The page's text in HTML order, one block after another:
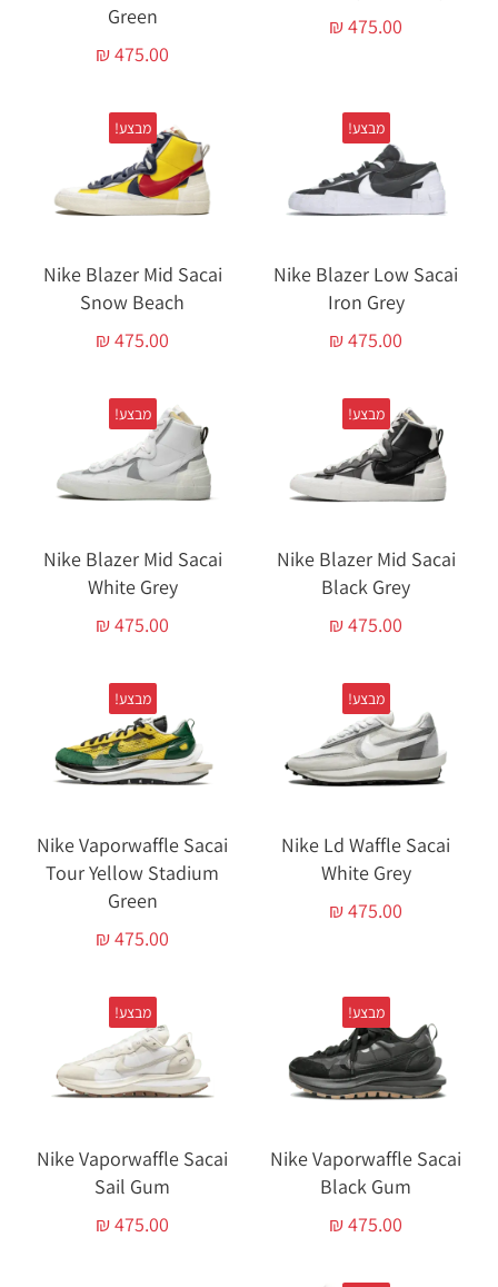
₪475.00
Green
₪475.00
מבצע!
Nike Blazer Low Sacai
Iron Grey
₪475.00
מבצע!
Nike Blazer Mid Sacai
Snow Beach
₪475.00
מבצע!
Nike Blazer Mid Sacai
Black Grey
₪475.00
מבצע!
Nike Blazer Mid Sacai
White Grey
₪475.00
מבצע!
Nike Ld Waffle Sacai
White Grey
₪475.00
מבצע!
Nike Vaporwaffle Sacai
Tour Yellow Stadium
Green
₪475.00
מבצע!
Nike Vaporwaffle Sacai
Black Gum
₪475.00
מבצע!
Nike Vaporwaffle Sacai
Sail Gum
₪475.00